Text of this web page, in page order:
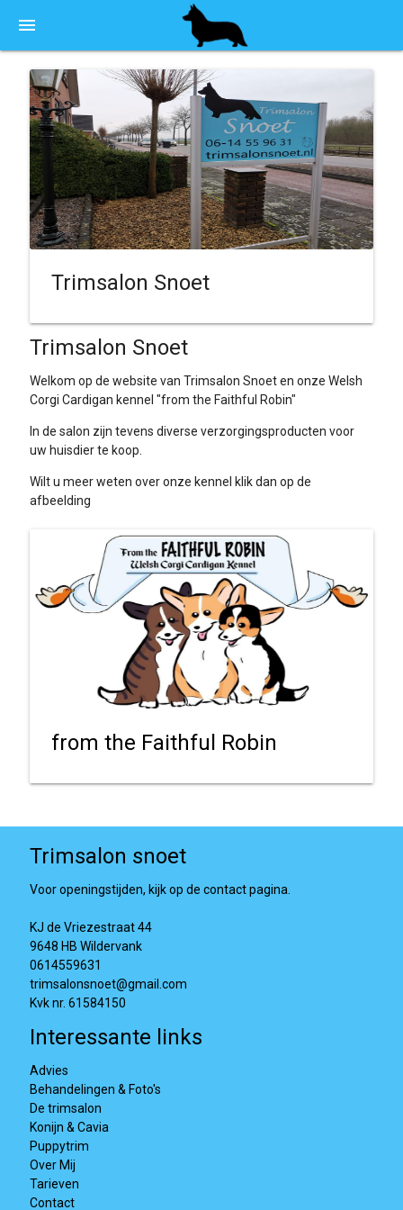
menu
Trimsalon Snoet
Trimsalon Snoet
Welkom op de website van Trimsalon Snoet en onze Welsh
Corgi Cardigan kennel "from the Faithful Robin"
In de salon zijn tevens diverse verzorgingsproducten voor
uw huisdier te koop.
Wilt u meer weten over onze kennel klik dan op de
afbeelding
from the Faithful Robin
Trimsalon snoet
Voor openingstijden, kijk op de contact pagina.
KJ de Vriezestraat 44
9648 HB Wildervank
0614559631
trimsalonsnoet@gmail.com
Kvk nr. 61584150
Interessante links
Advies
Behandelingen & Foto's
De trimsalon
Konijn & Cavia
Puppytrim
Over Mij
Tarieven
Contact